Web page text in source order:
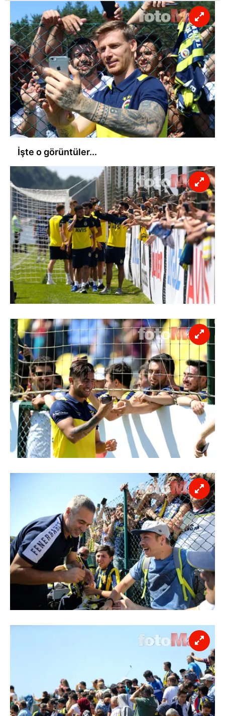
İşte o görüntüler...